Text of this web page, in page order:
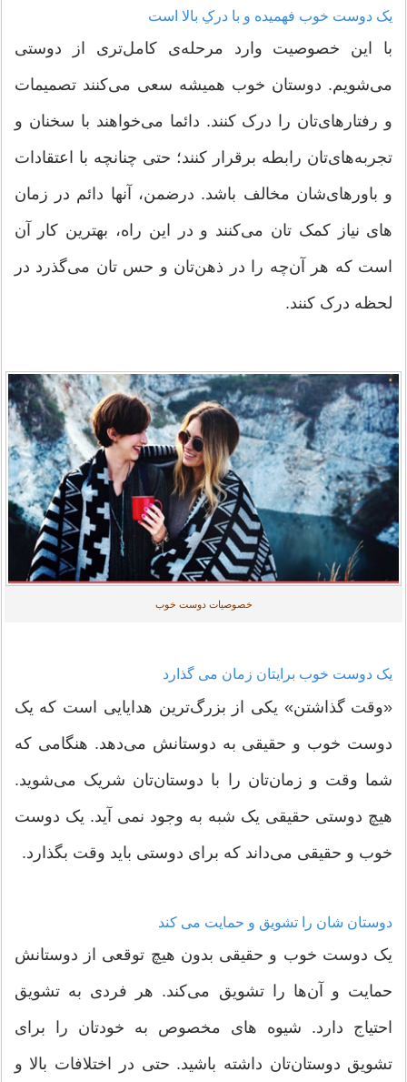
یک دوست خوب فهمیده و با درکِ بالا است
با این خصوصیت وارد مرحله‌ی کامل‌تری از دوستی
می‌شویم. دوستان خوب همیشه سعی می‌کنند تصمیمات
و رفتارهای‌تان را درک کنند. دائما می‌خواهند با سخنان و
تجربه‌های‌تان رابطه برقرار کنند؛ حتی چنانچه با اعتقادات
و باورهای‌شان مخالف باشد. درضمن، آنها دائم در زمان
های نیاز کمک تان می‌کنند و در این راه، بهترین کار آن
است که هر آن‌چه را در ذهن‌تان و حس تان می‌گذرد در
لحظه درک کنند.
خصوصیات دوست خوب
یک دوست خوب برایتان زمان می گذارد
«وقت گذاشتن» یکی از بزرگ‌ترین هدایایی است که یک
دوست خوب و حقیقی به دوستانش می‌دهد. هنگامی که
شما وقت و زمان‌تان را با دوستان‌تان شریک می‌شوید.
هیچ دوستی حقیقی یک شبه به وجود نمی آید. یک دوست
خوب و حقیقی می‌داند که برای دوستی باید وقت بگذارد.
دوستان‌ شان را تشویق و حمایت می کند
یک دوست خوب و حقیقی بدون هیچ توقعی از دوستانش
حمایت و آن‌ها را تشویق می‌کند. هر فردی به تشویق
احتیاج دارد. شیوه های مخصوص به خودتان را برای
تشویق دوستان‌تان داشته باشید. حتی در اختلافات بالا و